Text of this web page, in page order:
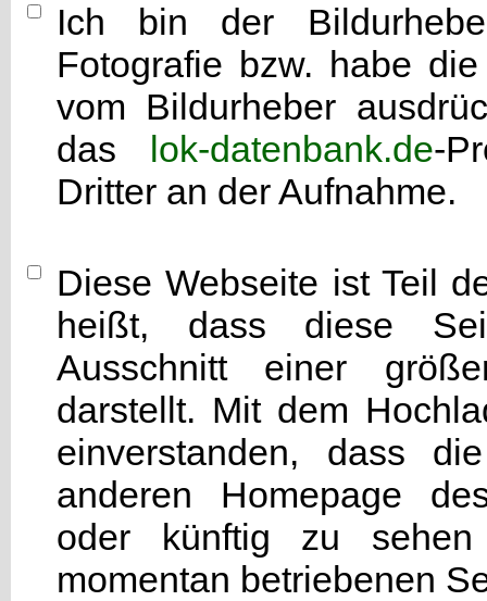
Ich bin der
Fotografie bzw. habe
vom Bildurheber
das lok-datenbank.de-
Dritter an der Aufnahme.
Diese Webseite ist Teil
heißt, dass diese
Ausschnitt einer
darstellt. Mit dem
einverstanden, dass
anderen Homepage
oder künftig zu
momentan betriebenen